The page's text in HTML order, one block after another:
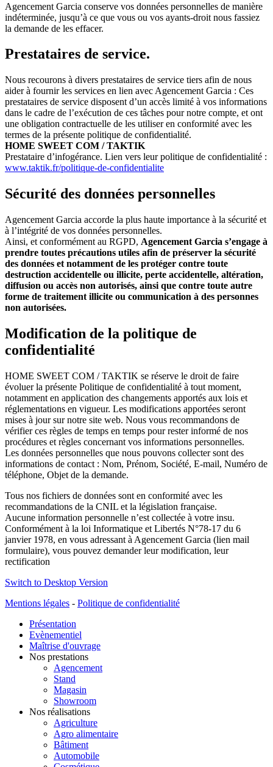
Agencement Garcia conserve vos données personnelles de manière
indéterminée, jusqu’à ce que vous ou vos ayants-droit nous fassiez
la demande de les effacer.
Prestataires de service.
Nous recourons à divers prestataires de service tiers afin de nous
aider à fournir les services en lien avec Agencement Garcia : Ces
prestataires de service disposent d’un accès limité à vos informations
dans le cadre de l’exécution de ces tâches pour notre compte, et ont
une obligation contractuelle de les utiliser en conformité avec les
termes de la présente politique de confidentialité.
HOME SWEET COM / TAKTIK
Prestataire d’infogérance. Lien vers leur politique de confidentialité :
www.taktik.fr/politique-de-confidentialite
Sécurité des données personnelles
Agencement Garcia accorde la plus haute importance à la sécurité et
à l’intégrité de vos données personnelles.
Ainsi, et conformément au RGPD, Agencement Garcia s’engage à
prendre toutes précautions utiles afin de préserver la sécurité
des données et notamment de les protéger contre toute
destruction accidentelle ou illicite, perte accidentelle, altération,
diffusion ou accès non autorisés, ainsi que contre toute autre
forme de traitement illicite ou communication à des personnes
non autorisées.
Modification de la politique de
confidentialité
HOME SWEET COM / TAKTIK se réserve le droit de faire
évoluer la présente Politique de confidentialité à tout moment,
notamment en application des changements apportés aux lois et
réglementations en vigueur. Les modifications apportées seront
mises à jour sur notre site web. Nous vous recommandons de
vérifier ces règles de temps en temps pour rester informé de nos
procédures et règles concernant vos informations personnelles.
Les données personnelles que nous pouvons collecter sont des
informations de contact : Nom, Prénom, Société, E-mail, Numéro de
téléphone, Objet de la demande.
Tous nos fichiers de données sont en conformité avec les
recommandations de la CNIL et la législation française.
Aucune information personnelle n’est collectée à votre insu.
Conformément à la loi Informatique et Libertés N°78-17 du 6
janvier 1978, en vous adressant à Agencement Garcia (lien mail
formulaire), vous pouvez demander leur modification, leur
rectification
Switch to Desktop Version
Mentions légales - Politique de confidentialité
Présentation
Evènementiel
Maîtrise d'ouvrage
Nos prestations
Agencement
Stand
Magasin
Showroom
Nos réalisations
Agriculture
Agro alimentaire
Bâtiment
Automobile